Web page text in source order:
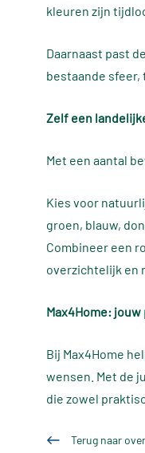
kleuren zijn
Daarnaast past
bestaande
Zelf een
Met een aantal
Kies voor
groen, blauw,
Combineer een
overzichtelijk en
Max4Home:
Bij Max4Home
wensen. Met de
die zowel
Terug naar